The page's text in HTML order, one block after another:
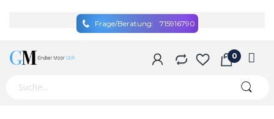
Frage/Beratung: 715916790